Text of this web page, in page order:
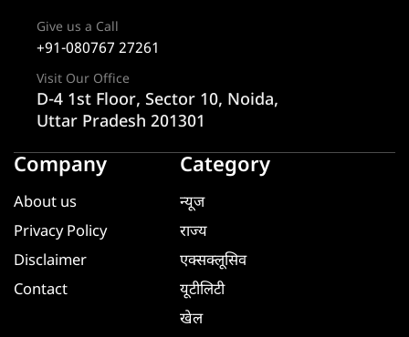
Give us a Call
+91-080767 27261
Visit Our Office
D-4 1st Floor, Sector 10, Noida,
Uttar Pradesh 201301
Company
About us
Privacy Policy
Disclaimer
Contact
Category
न्यूज
राज्य
एक्सक्लूसिव
यूटीलिटी
खेल